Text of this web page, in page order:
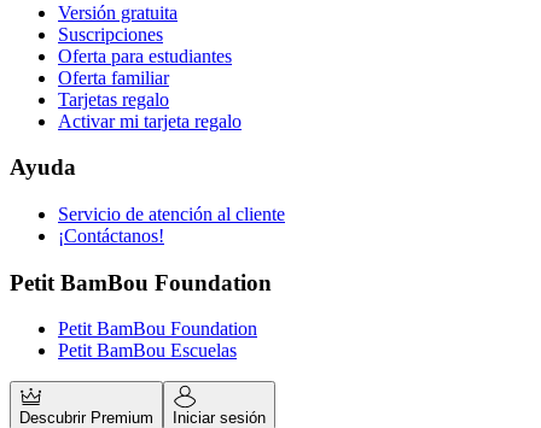
Versión gratuita
Suscripciones
Oferta para estudiantes
Oferta familiar
Tarjetas regalo
Activar mi tarjeta regalo
Ayuda
Servicio de atención al cliente
¡Contáctanos!
Petit BamBou Foundation
Petit BamBou Foundation
Petit BamBou Escuelas
Descubrir Premium Iniciar sesión